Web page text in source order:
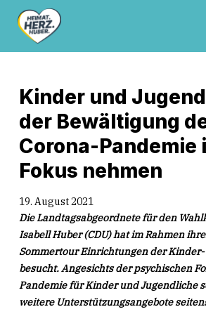
content
Kinder und
der Bewältigung
Corona-Pandemie
Fokus nehmen
19. August 2021
Die Landtagsabgeordnete für den
Isabell Huber (CDU) hat im Rahmen
Sommertour Einrichtungen der
besucht. Angesichts der psychischen
Pandemie für Kinder und Jugendliche
weitere Unterstützungsangebote